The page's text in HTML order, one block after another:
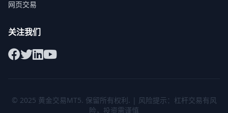
网页交易
关注我们
© 2025 黄金交易MT5. 保留所有权利. | 风险提示：杠杆交易有风
险，投资需谨慎